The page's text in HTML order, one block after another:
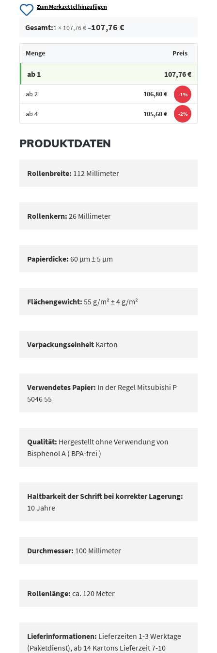
Zum Merkzettel hinzufügen
Gesamt:1 × 107,76 € =107,76 €
Menge Preis
ab 1 107,76 €
ab 2 106,80 € -1%
ab 4 105,60 € -2%
Bestes Angebot
PRODUKTDATEN
Rollenbreite: 112 Millimeter
Rollenkern: 26 Millimeter
Papierdicke: 60 μm ± 5 μm
Flächengewicht: 55 g/m² ± 4 g/m²
Verpackungseinheit Karton
Verwendetes Papier: In der Regel Mitsubishi P
5046 55
Qualität: Hergestellt ohne Verwendung von
Bisphenol A ( BPA-frei )
Haltbarkeit der Schrift bei korrekter Lagerung:
10 Jahre
Durchmesser: 100 Millimeter
Rollenlänge: ca. 120 Meter
Lieferinformationen: Lieferzeiten 1-3 Werktage
(Paketdienst), ab 14 Kartons Lieferzeit 7-10